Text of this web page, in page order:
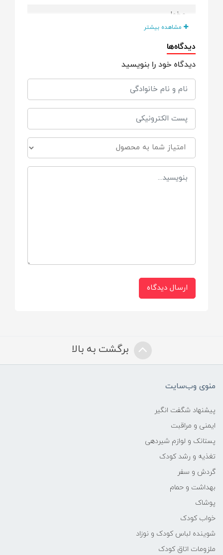
مخمل
ویژگی ها
سایز 1-3 ماه جورابدار است
سایزهای بالای 3 ماه همراه با پاپوش است
کشور سازنده
ایران
مشاهده بیشتر
دیدگاه‌ها
دیدگاه خود را بنویسید
ارسال دیدگاه
برگشت به بالا
منوی وب‌سایت
پیشنهاد شگفت انگیر
ایمنی و مراقبت
پستانک و لوازم شیردهی
تغذیه و رشد کودک
گردش و سفر
بهداشت و حمام
پوشاک
خواب کودک
شوینده لباس کودک و نوزاد
ملزومات اتاق کودک